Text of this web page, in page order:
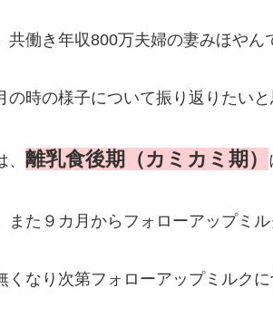
共働き年収800万夫婦の妻みほやん
の時の様子について振り返りたいと
離乳食後期（カミカミ期）
また９カ月からフォローアップミ
くなり次第フォローアップミルク